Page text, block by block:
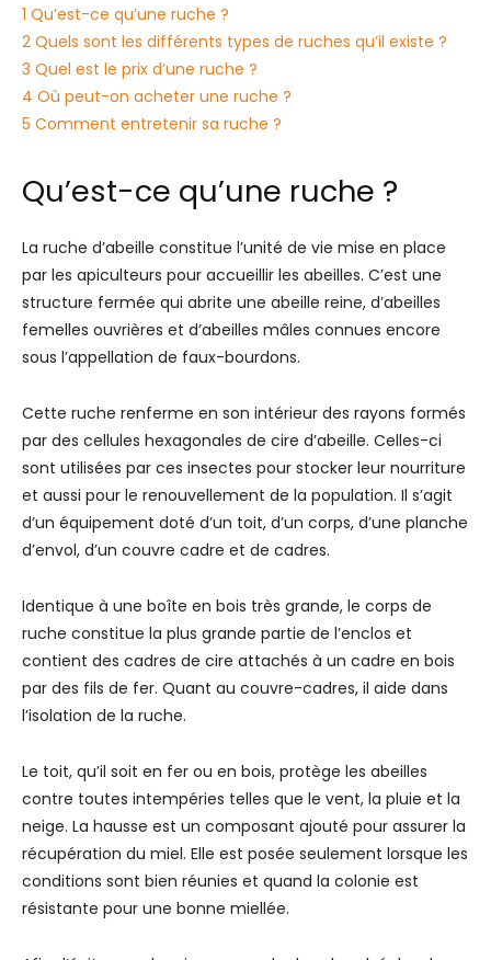
1 Qu’est-ce qu’une ruche ?
2 Quels sont les différents types de ruches qu’il existe ?
3 Quel est le prix d’une ruche ?
4 Où peut-on acheter une ruche ?
5 Comment entretenir sa ruche ?
Qu’est-ce qu’une ruche ?
La ruche d’abeille constitue l’unité de vie mise en place
par les apiculteurs pour accueillir les abeilles. C’est une
structure fermée qui abrite une abeille reine, d’abeilles
femelles ouvrières et d’abeilles mâles connues encore
sous l’appellation de faux-bourdons.
Cette ruche renferme en son intérieur des rayons formés
par des cellules hexagonales de cire d’abeille. Celles-ci
sont utilisées par ces insectes pour stocker leur nourriture
et aussi pour le renouvellement de la population. Il s’agit
d’un équipement doté d’un toit, d’un corps, d’une planche
d’envol, d’un couvre cadre et de cadres.
Identique à une boîte en bois très grande, le corps de
ruche constitue la plus grande partie de l’enclos et
contient des cadres de cire attachés à un cadre en bois
par des fils de fer. Quant au couvre-cadres, il aide dans
l’isolation de la ruche.
Le toit, qu’il soit en fer ou en bois, protège les abeilles
contre toutes intempéries telles que le vent, la pluie et la
neige. La hausse est un composant ajouté pour assurer la
récupération du miel. Elle est posée seulement lorsque les
conditions sont bien réunies et quand la colonie est
résistante pour une bonne miellée.